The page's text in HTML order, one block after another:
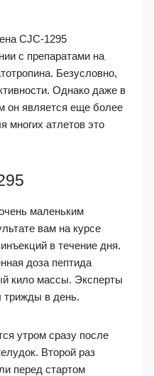
CJC-1295
с препаратами на
Безусловно,
Однако даже в
он является еще более
многих атлетов это
маленьким
вам на курсе
в течение дня.
доза пептида
кило массы. Эксперты
трижды в день.
утром сразу после
Второй раз
перед стартом